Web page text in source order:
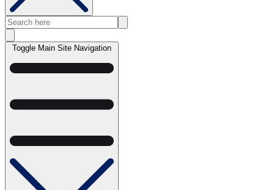
Toggle Main Site Navigation